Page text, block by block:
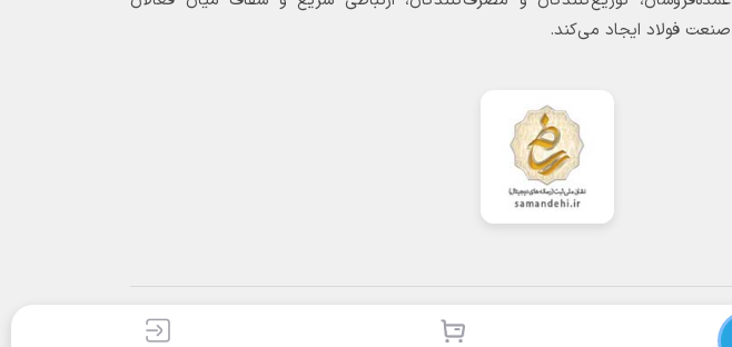
صنعت فولاد ایجاد می‌کند.